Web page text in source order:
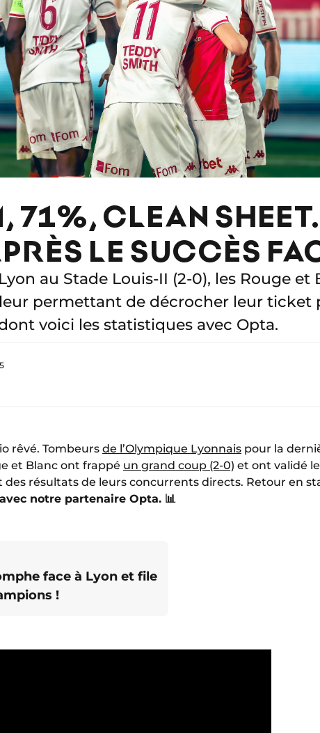
71%, CLEAN
LE SUCCÈS
au Stade Louis-II (2-0), les Rouge
permettant de décrocher leur ticket
voici les statistiques avec Opta.
rêvé. Tombeurs de l’Olympique Lyonnais pour la
et Blanc ont frappé un grand coup (2-0) et ont validé
résultats de leurs concurrents directs. Retour en
avec notre partenaire Opta. 📊
face à Lyon et file
!